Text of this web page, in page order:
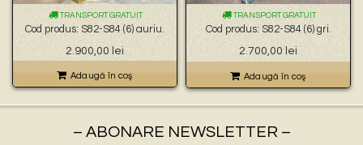
👼 – statuete religioase și îngerași –
🦜 – statuete păsări –
💧 – statuete pentru fântâni –
🍄 – statuete pitici și troli –
🏺 – vaze pentru flori –
TRANSPORT GRATUIT
Cod produs: S82-S84 (6) auriu.
2.900,00 lei
Adaugă în coş
TRANSPORT GRATUIT
Cod produs: S82-S84 (6) gri.
Prețul
inițial
a
fost:
2.900,00 lei.
2.700,00 lei
curent
este:
2.700,00 lei.
Adaugă în coş
– ABONARE NEWSLETTER –